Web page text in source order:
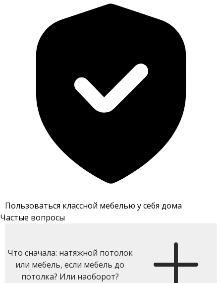
Пользоваться классной мебелью у себя дома
Частые вопросы
Что сначала: натяжной потолок
или мебель, если мебель до
потолка? Или наоборот?